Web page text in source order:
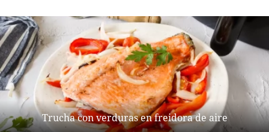
Trucha con verduras en freidora de aire